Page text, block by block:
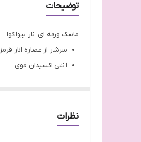
توضیحات
ماسک ورقه ای انار بیوآکوا
سرشار از عصاره انار قرمز
آنتی اکسیدان قوی
کاهش آثار پیری
جوان سازی بافت پوست
نظرات